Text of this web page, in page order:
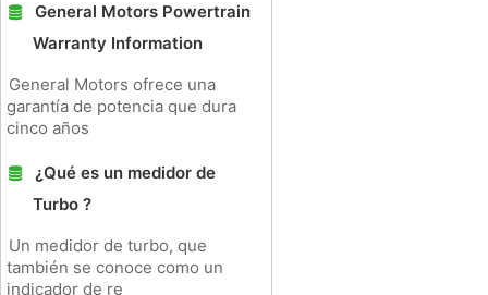
General Motors Powertrain
Warranty Information
General Motors ofrece una
garantía de potencia que dura
cinco años
¿Qué es un medidor de
Turbo ?
Un medidor de turbo, que
también se conoce como un
indicador de re